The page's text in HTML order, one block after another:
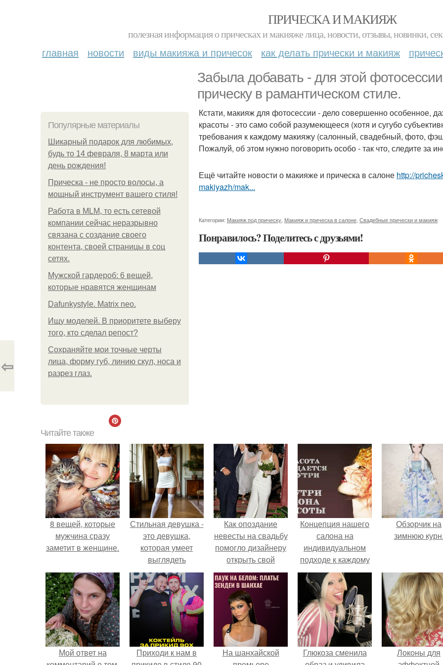
ПРИЧЕСКА И МАКИЯЖ
полезная информация о прическах и макияже лица, новости, отзывы, новинки,
главная новости виды макияжа и причесок как делать прически и макияж
Забыла добавать - для этой
прическу в рамантическом стиле.
Популярные материалы
Шикарный подарок для любимых,
будь то 14 февраля, 8 марта или
день рождения!
Прическа - не просто волосы, а
мощный инструмент вашего стиля!
Работа в MLM, то есть сетевой
компании сейчас неразрывно
связана с создание своего
контента, своей страницы в соц
сетях.
Мужской гардероб: 6 вещей,
которые нравятся женщинам
Dafunkystyle. Matrix neo.
Ищу моделей. В приоритете выберу
того, кто сделал репост?
Сохраняйте мои точные черты
лица, форму губ, линию скул, носа и
разрез глаз.
Кстати, макияж для фотосессии - дело совершенно особенное,
красоты - это само собой разумеющееся (хотя и сугубо
требования к каждому макияжу (салонный, свадебный, фото,
Пожалуй, об этом нужно поговорить особо - так что, следите за
Ещё читайте новости о макияже и прическа в салоне http://
makiyazh/mak...
Категории: Макияж под прическу Макияж и прическа в салоне Свадебные прически и макияж
Понравилось? Поделитесь с друзьями!
⇦
Читайте также
8 вещей, которые
мужчина сразу
заметит в женщине.
Стильная девушка -
это девушка,
которая умеет
выглядеть
привлекательно и
элегантно в любои
ситуации.
Как опоздание
невесты на свадьбу
помогло дизайнеру
открыть свой
бренд.
Концепция нашего
салона на
индивидуальном
подходе к каждому
клиенту основана!
Обзорчик на
зимнюю
Мой ответ на
Приходи к нам в
На шанхайской
Глюкоза сменила
Локоны для